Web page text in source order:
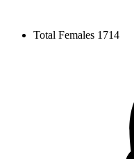
Total Females 1714